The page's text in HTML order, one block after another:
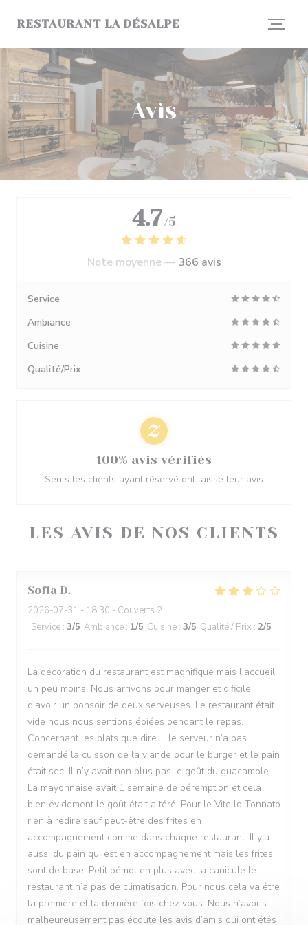
RESTAURANT LA DÉSALPE
Avis
LES AVIS DE NOS CLIENTS
Sofia D
2026-07-31 - 18:30 - Couverts 2
Service : 3/5 Ambiance : 1/5 Cuisine : 3/5 Qualité / Prix : 2/5
La décoration du restaurant est magnifique mais l’accueil
un peu moins. Nous arrivons pour manger et dificile
d’avoir un bonsoir de deux serveuses. Le restaurant était
vide nous nous sentions épiées pendant le repas.
Concernant les plats que dire … le serveur n’a pas
demandé la cuisson de la viande pour le burger et le pain
était sec. Il n’y avait non plus pas le goût du guacamole.
La mayonnaise avait 1 semaine de péremption et cela
bien évidement le goût était altéré. Pour le Vitello Tonnato
rien à redire sauf peut-être des frites en
accompagnement comme dans chaque restaurant. Il y’a
aussi du pain qui est en accompagnement mais les frites
sont de base. Petit bémol en plus avec la canicule le
restaurant n’a pas de climatisation. Pour nous cela va être
la première et la dernière fois chez vous. Nous n’avons
malheureusement pas écouté les avis d’amis qui ont étés
4.7 /5
Note moyenne — 366 avis
Service
Ambiance
Cuisine
Qualité/Prix
100% avis vérifiés
Seuls les clients ayant réservé ont laissé leur avis